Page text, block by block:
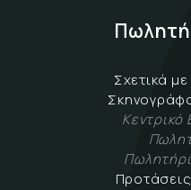
Σχετικά
Κεντρικό